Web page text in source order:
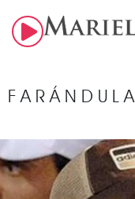
FARÁNDULA